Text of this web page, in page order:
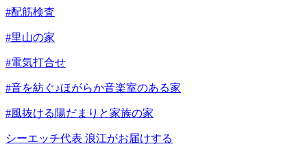
#配筋検査
#里山の家
#電気打合せ
#音を紡ぐ♪ほがらか音楽室のある家
#風抜ける陽だまりと家族の家
シーエッチ代表 浪江がお届けする